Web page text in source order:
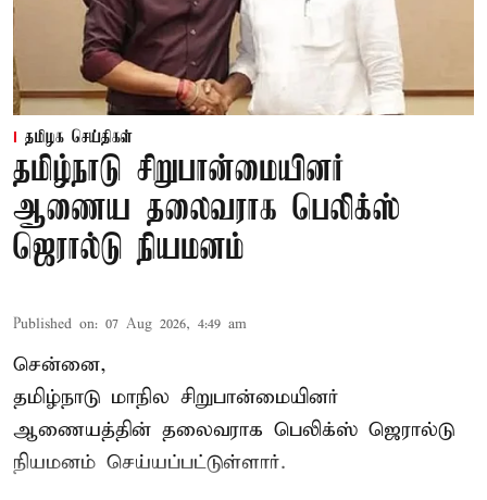
தமிழக செய்திகள்
தமிழ்நாடு சிறுபான்மையினர்
ஆணைய தலைவராக பெலிக்ஸ்
ஜெரால்டு நியமனம்
Published on: 07 Aug 2026, 4:49 am
சென்னை,
தமிழ்நாடு மாநில சிறுபான்மையினர்
ஆணையத்தின் தலைவராக பெலிக்ஸ் ஜெரால்டு
நியமனம் செய்யப்பட்டுள்ளார்.